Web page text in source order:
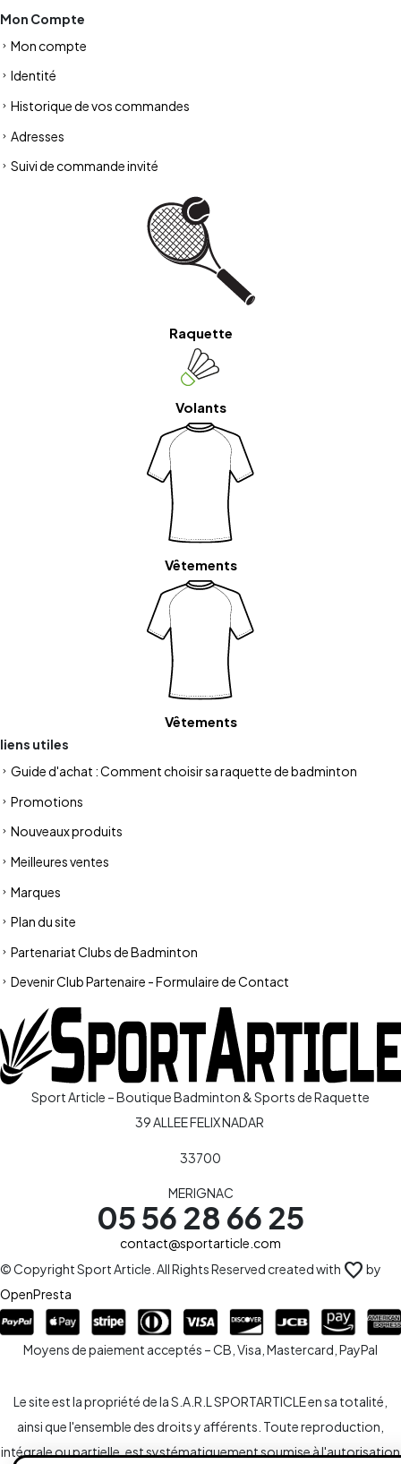
Mon Compte
Mon compte
Identité
Historique de vos commandes
Adresses
Suivi de commande invité
Raquette
Volants
Vêtements
Vêtements
liens utiles
Guide d'achat : Comment choisir sa raquette de badminton
Promotions
Nouveaux produits
Meilleures ventes
Marques
Plan du site
Partenariat Clubs de Badminton
Devenir Club Partenaire - Formulaire de Contact
Sport Article – Boutique Badminton & Sports de Raquette
39 ALLEE FELIX NADAR
33700
MERIGNAC
05 56 28 66 25
contact@sportarticle.com
© Copyright Sport Article. All Rights Reserved created with favorite by
OpenPresta
Moyens de paiement acceptés – CB, Visa, Mastercard, PayPal
Le site est la propriété de la S.A.R.L SPORTARTICLE en sa totalité,
ainsi que l'ensemble des droits y afférents. Toute reproduction,
intégrale ou partielle, est systématiquement soumise à l'autorisation